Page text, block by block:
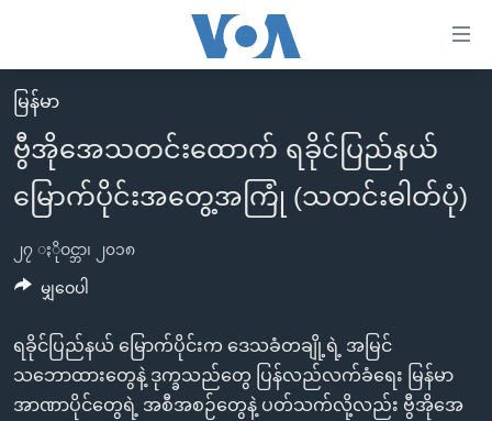
လွယ်ကူ
စေ
သည့်
Link
များ
ပင်မ
သို့
ကျော်
ကြည့်
မူလစာမျက်နှာ
မြန်မာ
ကမ္ဘာ့သတင်းများ
အမေရိကန်
အစ္စရေး-ပါလက်စတိုင်း
သတင်းလွတ်လပ်ခွင့်
အင်္ဂလိပ်စာလေ့လာမယ်
အမေရိကန်သုံးအီဒီယံ
အပတ်စဉ်ကဏ္ဍများ
မြန်မာ
ဗွီအိုအေသတင်းထောက် ရခိုင်ပြည်နယ်
မြောက်ပိုင်းအတွေ့အကြုံ (သတင်းဓါတ်ပုံ)
၂၇ ႏိုဝင္ဘာ၊ ၂၀၁၈
ရခိုင်ပြည်နယ် မြောက်ပိုင်းက ဒေသခံတချို့ရဲ့ အမြင်
သဘောထားတွေနဲ့ ဒုက္ခသည်တွေ ပြန်လည်လက်ခံရေး မြန်မာ
အာဏာပိုင်တွေရဲ့ အစီအစဉ်တွေနဲ့ ပတ်သက်လို့လည်း ဗွီအိုအေ
မျှဝေပါ